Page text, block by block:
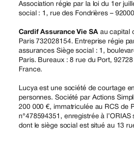
Association régie par la loi du 1er
social : 1, rue des Fondrières –
Cardif Assurance Vie SAau capital
Paris 732028154. Entreprise régie
assurances Siège social : 1,
Paris. Bureaux : 8 rue du Port,
France.
Lucya est une société de courtage
personnes. Société par Actions
200 000 €, immatriculée au RCS de
n°478594351, enregistrée à
dont le siège social est situé au 13